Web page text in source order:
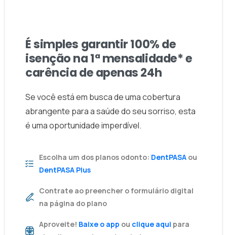
É simples garantir 100% de
isenção na 1ª mensalidade* e
carência de apenas 24h
Se você está em busca de uma cobertura
abrangente para a saúde do seu sorriso, esta
é uma oportunidade imperdível.
Escolha um dos planos odonto: DentPASAou
DentPASA Plus
Contrate ao preencher o formulário digital
na página do plano
Aproveite! Baixe o app ou clique aqui para